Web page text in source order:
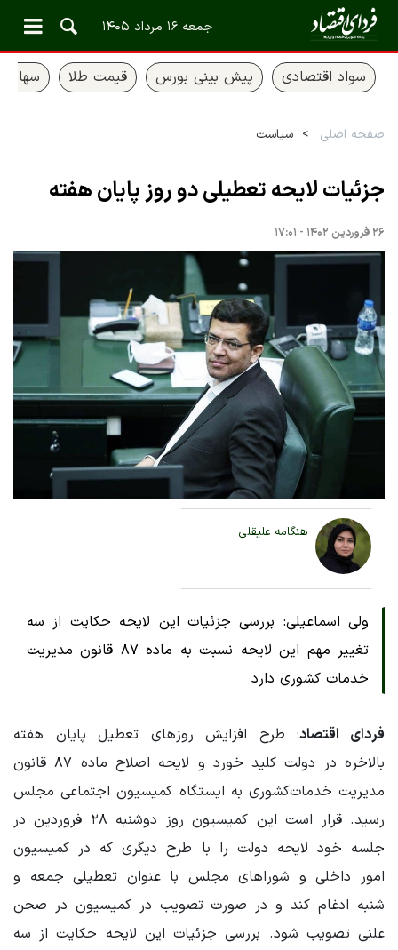
جمعه ۱۶ مرداد ۱۴۰۵
سواد اقتصادی پیش بینی بورس قیمت طلا سهام
صفحه اصلی سیاست
جزئیات لایحه تعطیلی دو روز پایان هفته
۲۶ فروردین ۱۴۰۲ - ۱۷:۰۱
هنگامه علیقلی
ولی اسماعیلی: بررسی جزئیات این لایحه حکایت از سه
تغییر مهم این لایحه نسبت به ماده ۸۷ قانون مدیریت
خدمات کشوری دارد
فردای اقتصاد: طرح افزایش روزهای تعطیل پایان هفته‌
بالاخره در دولت کلید خورد و لایحه اصلاح ماده ۸۷ قانون
مدیریت خدمات‌کشوری به ایستگاه کمیسیون اجتماعی مجلس
رسید. قرار است این کمیسیون روز دوشنبه ۲۸ فروردین در
جلسه خود لایحه دولت را با طرح دیگری که در کمیسیون
امور داخلی و شوراهای مجلس با عنوان تعطیلی جمعه و
شنبه ادغام کند و در صورت تصویب در کمیسیون در صحن
علنی تصویب شود. بررسی جزئیات این لایحه حکایت از سه